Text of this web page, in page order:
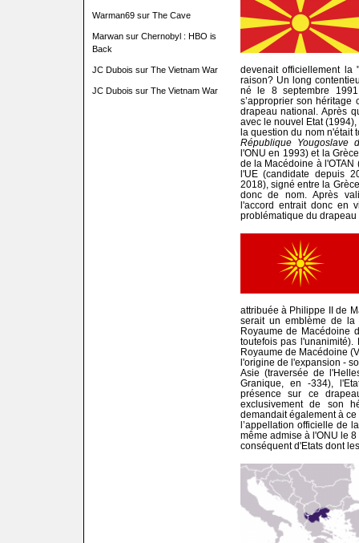
Warman69sur The Cave
Marwansur Chernobyl : HBO is
Back
JC Dubois sur The Vietnam War
JC Dubois sur The Vietnam War
devenait officiellement la
raison? Un long
né le 8 septembre
s’approprier son
drapeau national. Après
avec le nouvel Etat
la question du nom n'était
République Yougoslave
l'ONU en 1993) et la
de la Macédoine à
l'UE (candidate depuis
2018), signé entre la
donc de nom. Après
l'accord entrait donc en
problématique du drapeau
attribuée à Philippe II de
serait un emblème de la
Royaume de Macédoine
toutefois pas
Royaume de Macédoine
l'origine de l'expansion -
Asie (traversée de
Granique, en -334),
présence sur ce
exclusivement de son
demandait également à
l’appellation officielle de
même admise à l'ONU le
conséquent d'Etats dont